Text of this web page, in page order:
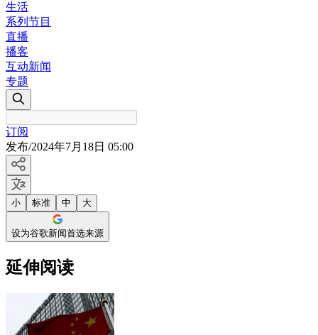
生活
系列节目
直播
播客
互动新闻
专题
订阅
发布/2024年7月18日 05:00
小 标准 中 大
设为谷歌新闻首选来源
延伸阅读